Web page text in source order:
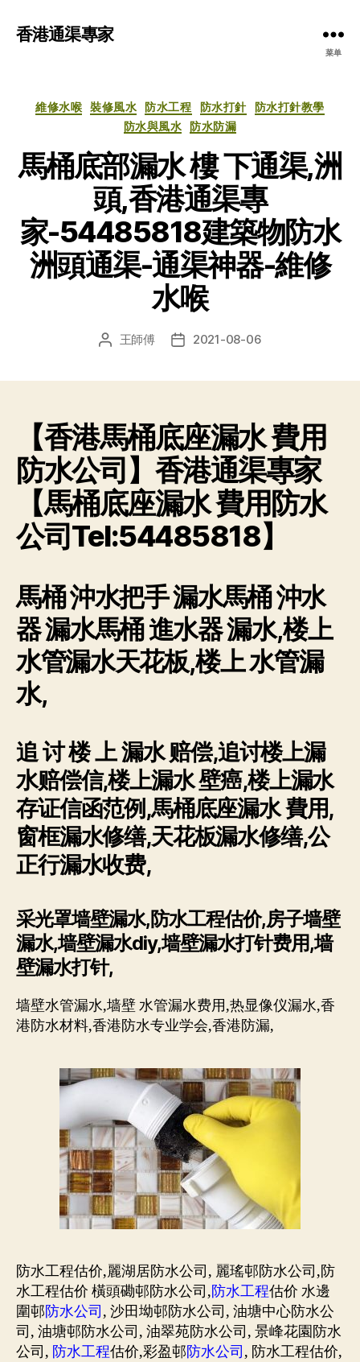
香港通渠專家
菜单
分
类
維修水喉 裝修風水 防水工程 防水打針
防水打針教學
防水與風水
防水防漏
馬桶底部漏水 樓 下通渠,洲
頭,香港通渠專
家-54485818建築物防水
洲頭通渠-通渠神器-維修
水喉
文 王師傅
发 2021-08-06
【香港馬桶底座漏水 費用
防水公司】香港通渠專家
【馬桶底座漏水 費用防水
公司Tel:54485818】
馬桶 沖水把手 漏水馬桶 沖水
器 漏水馬桶 進水器 漏水,楼上
水管漏水天花板,楼上 水管漏
水,
追 讨 楼 上 漏水 赔偿,追讨楼上漏
水赔偿信,楼上漏水 壁癌,楼上漏水
存证信函范例,馬桶底座漏水 費用,
窗框漏水修缮,天花板漏水修缮,公
正行漏水收费,
采光罩墙壁漏水,防水工程估价,房子墙壁
漏水,墙壁漏水diy,墙壁漏水打针费用,墙
壁漏水打针,
墙壁水管漏水,墙壁 水管漏水费用,热显像仪漏水,香
港防水材料,香港防水专业学会,香港防漏,
防水工程估价,麗湖居防水公司, 麗瑤邨防水公司,防
水工程估价 橫頭磡邨防水公司,防水工程估价 水邊
圍邨防水公司 , 沙田坳邨防水公司, 油塘中心防水公
司, 油塘邨防水公司, 油翠苑防水公司, 景峰花園防水
公司, 防水工程估价,彩盈邨防水公司 , 防水工程估价,